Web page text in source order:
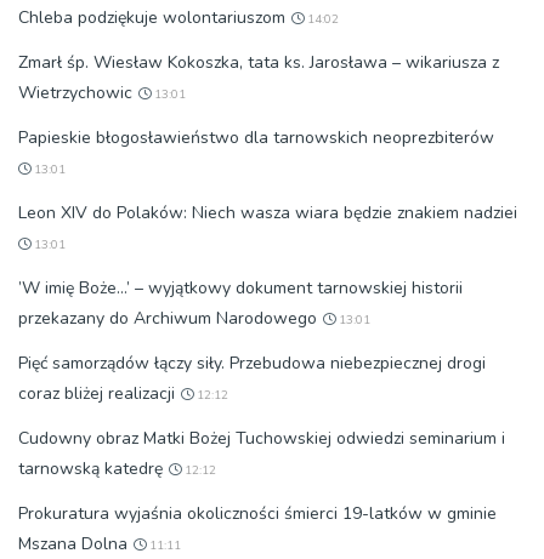
Chleba podziękuje wolontariuszom
14:02
Zmarł śp. Wiesław Kokoszka, tata ks. Jarosława – wikariusza z
Wietrzychowic
13:01
Papieskie błogosławieństwo dla tarnowskich neoprezbiterów
13:01
Leon XIV do Polaków: Niech wasza wiara będzie znakiem nadziei
13:01
’W imię Boże…’ – wyjątkowy dokument tarnowskiej historii
przekazany do Archiwum Narodowego
13:01
Pięć samorządów łączy siły. Przebudowa niebezpiecznej drogi
coraz bliżej realizacji
12:12
Cudowny obraz Matki Bożej Tuchowskiej odwiedzi seminarium i
tarnowską katedrę
12:12
Prokuratura wyjaśnia okoliczności śmierci 19-latków w gminie
Mszana Dolna
11:11